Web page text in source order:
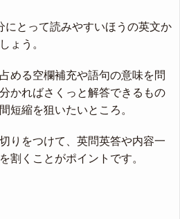
にとって読みやすいほうの英文か
ょう。
める空欄補充や語句の意味を問
かればさくっと解答できるもの
短縮を狙いたいところ。
りをつけて、英問英答や内容一
割くことがポイントです。